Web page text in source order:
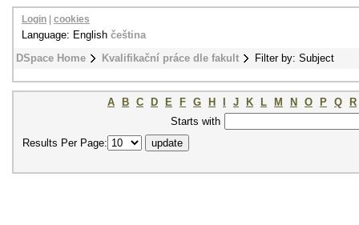
DSpace Home Kvalifikační práce dle fakult Filter by: Subject
Login cookies
Language: English čeština
A B C D E F G H J K L M N O P Q
R
Starts with
Results Per Page: